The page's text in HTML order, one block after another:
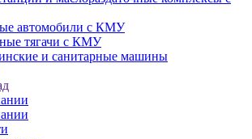
автомобили с КМУ
тягачи с КМУ
и санитарные машины